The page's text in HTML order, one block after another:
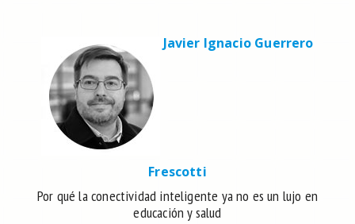
Javier Ignacio Guerrero
Frescotti
Por qué la conectividad inteligente ya no es un lujo en
educación y salud